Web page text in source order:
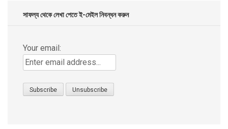
সাফল্য থেকে লেখা পেতে ই-মেইল নিবন্ধন করুন
Your email: